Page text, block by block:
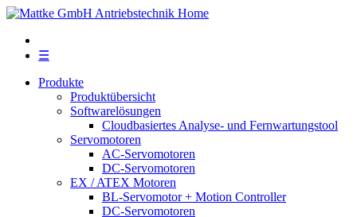
☰
Produkte
Produktübersicht
Softwarelösungen
Cloudbasiertes Analyse- und Fernwartungstool
Servomotoren
AC-Servomotoren
DC-Servomotoren
EX / ATEX Motoren
BL-Servomotor + Motion Controller
DC-Servomotoren